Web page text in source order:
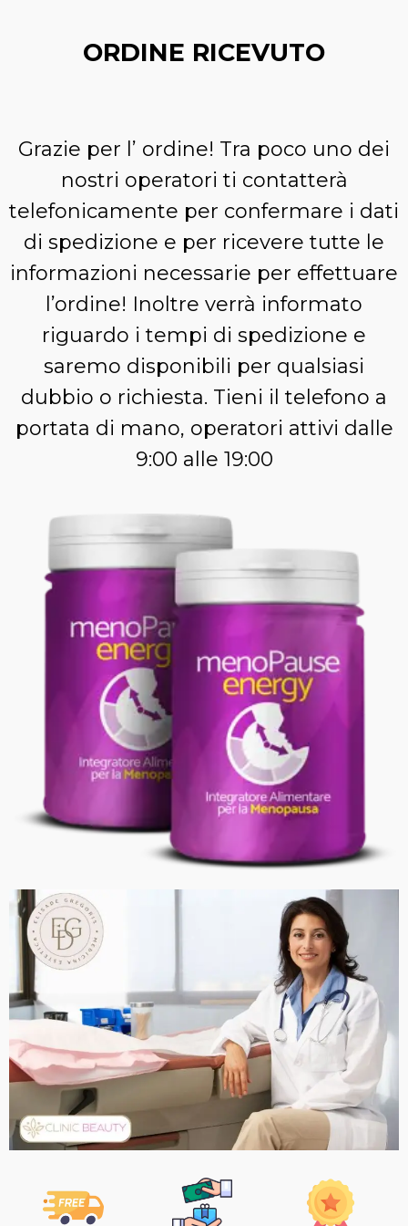
ORDINE RICEVUTO
Grazie per l’ ordine! Tra poco uno dei
nostri operatori ti contatterà
telefonicamente per confermare i dati
di spedizione e per ricevere tutte le
informazioni necessarie per effettuare
l’ordine! Inoltre verrà informato
riguardo i tempi di spedizione e
saremo disponibili per qualsiasi
dubbio o richiesta. Tieni il telefono a
portata di mano, operatori attivi dalle
9:00 alle 19:00